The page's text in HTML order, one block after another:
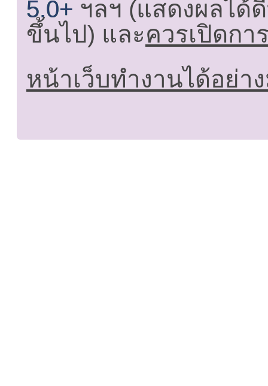
5.0+ ฯลฯ (แสดงผลได้
ขึ้นไป) และควรเปิดกา
หน้าเว็บทำงานได้อย่า